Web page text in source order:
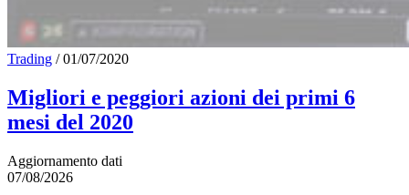
Trading / 01/07/2020
Migliori e peggiori azioni dei primi 6
mesi del 2020
Aggiornamento dati
07/08/2026